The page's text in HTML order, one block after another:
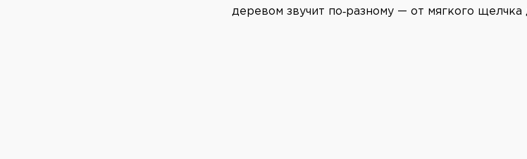
деревом звучит по‑разному — от мягкого щелчка